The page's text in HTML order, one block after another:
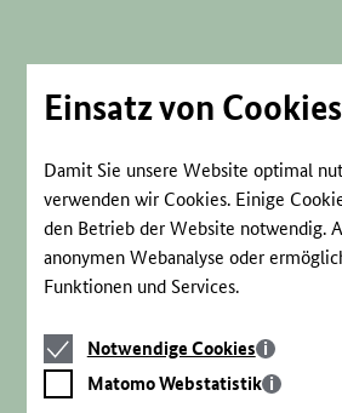
Einsatz von Cookies
Damit Sie unsere Website optimal
verwenden wir Cookies. Einige
den Betrieb der Website notwendig.
anonymen Webanalyse oder
Funktionen und Services.
Notwendige
Cookies
Notwendige Cookies
Matomo
Webstatistik
Matomo Webstatistik